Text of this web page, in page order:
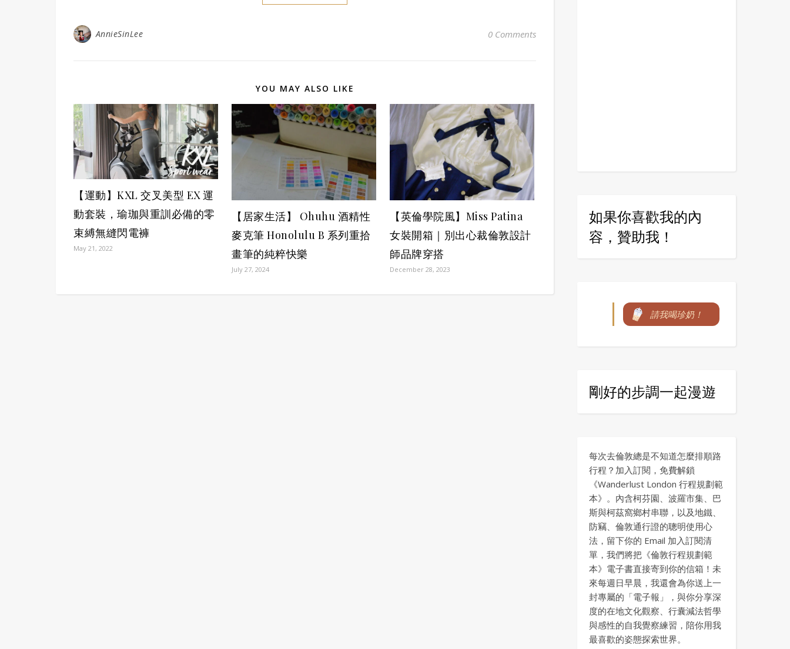
AnnieSinLee 0 Comments
YOU MAY ALSO LIKE
【運動】KXL 交叉美型 EX 運
動套裝，瑜珈與重訓必備的零
束縛無縫閃電褲
May 21, 2022
【居家生活】 Ohuhu 酒精性
麥克筆 Honolulu B 系列重拾
畫筆的純粹快樂
July 27, 2024
【英倫學院風】Miss Patina
女裝開箱｜別出心裁倫敦設計
師品牌穿搭
December 28, 2023
如果你喜歡我的內
容，贊助我！
請我喝珍奶！
剛好的步調一起漫遊
每次去倫敦總是不知道怎麼排順路
行程？加入訂閱，免費解鎖
《Wanderlust London 行程規劃範
本》。內含柯芬園、波羅市集、巴
斯與柯茲窩鄉村串聯，以及地鐵、
防竊、倫敦通行證的聰明使用心
法，留下你的 Email 加入訂閱清
單，我們將把《倫敦行程規劃範
本》電子書直接寄到你的信箱！未
來每週日早晨，我還會為你送上一
封專屬的「電子報」，與你分享深
度的在地文化觀察、行囊減法哲學
與感性的自我覺察練習，陪你用我
最喜歡的姿態探索世界。